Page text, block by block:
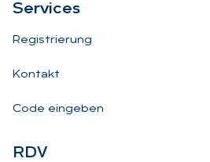
Ser­vices
Registrierung
Kontakt
Code eingeben
RDV